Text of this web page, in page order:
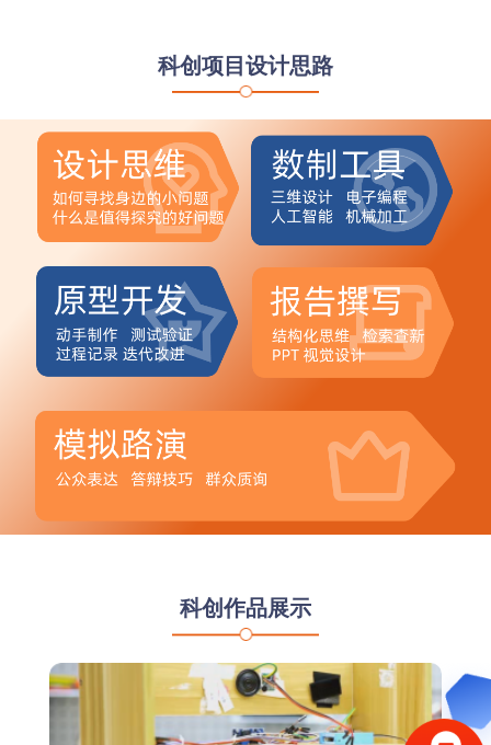
科创项目设计思路
科创作品展示